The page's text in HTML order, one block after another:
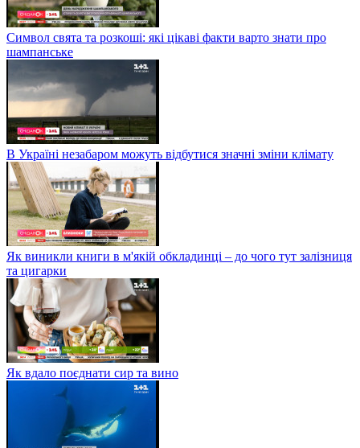
Символ свята та розкоші: які цікаві факти варто знати про
шампанське
В Україні незабаром можуть відбутися значні зміни клімату
Як виникли книги в м'якій обкладинці – до чого тут залізниця
та цигарки
Як вдало поєднати сир та вино